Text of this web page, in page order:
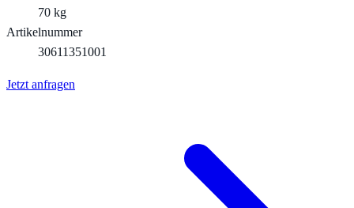
70 kg
Artikelnummer
30611351001
Jetzt anfragen